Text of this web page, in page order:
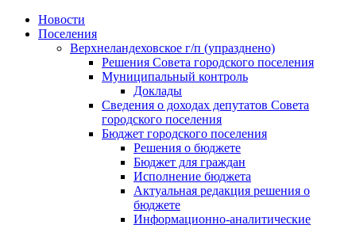
Skip
Новости
Поселения
Верхнеландеховское г/п (упразднено)
Решения Совета городского поселения
Муниципальный контроль
Доклады
Сведения о доходах депутатов Совета
городского поселения
Бюджет городского поселения
Решения о бюджете
Бюджет для граждан
Исполнение бюджета
Актуальная редакция решения о
бюджете
Информационно-аналитические